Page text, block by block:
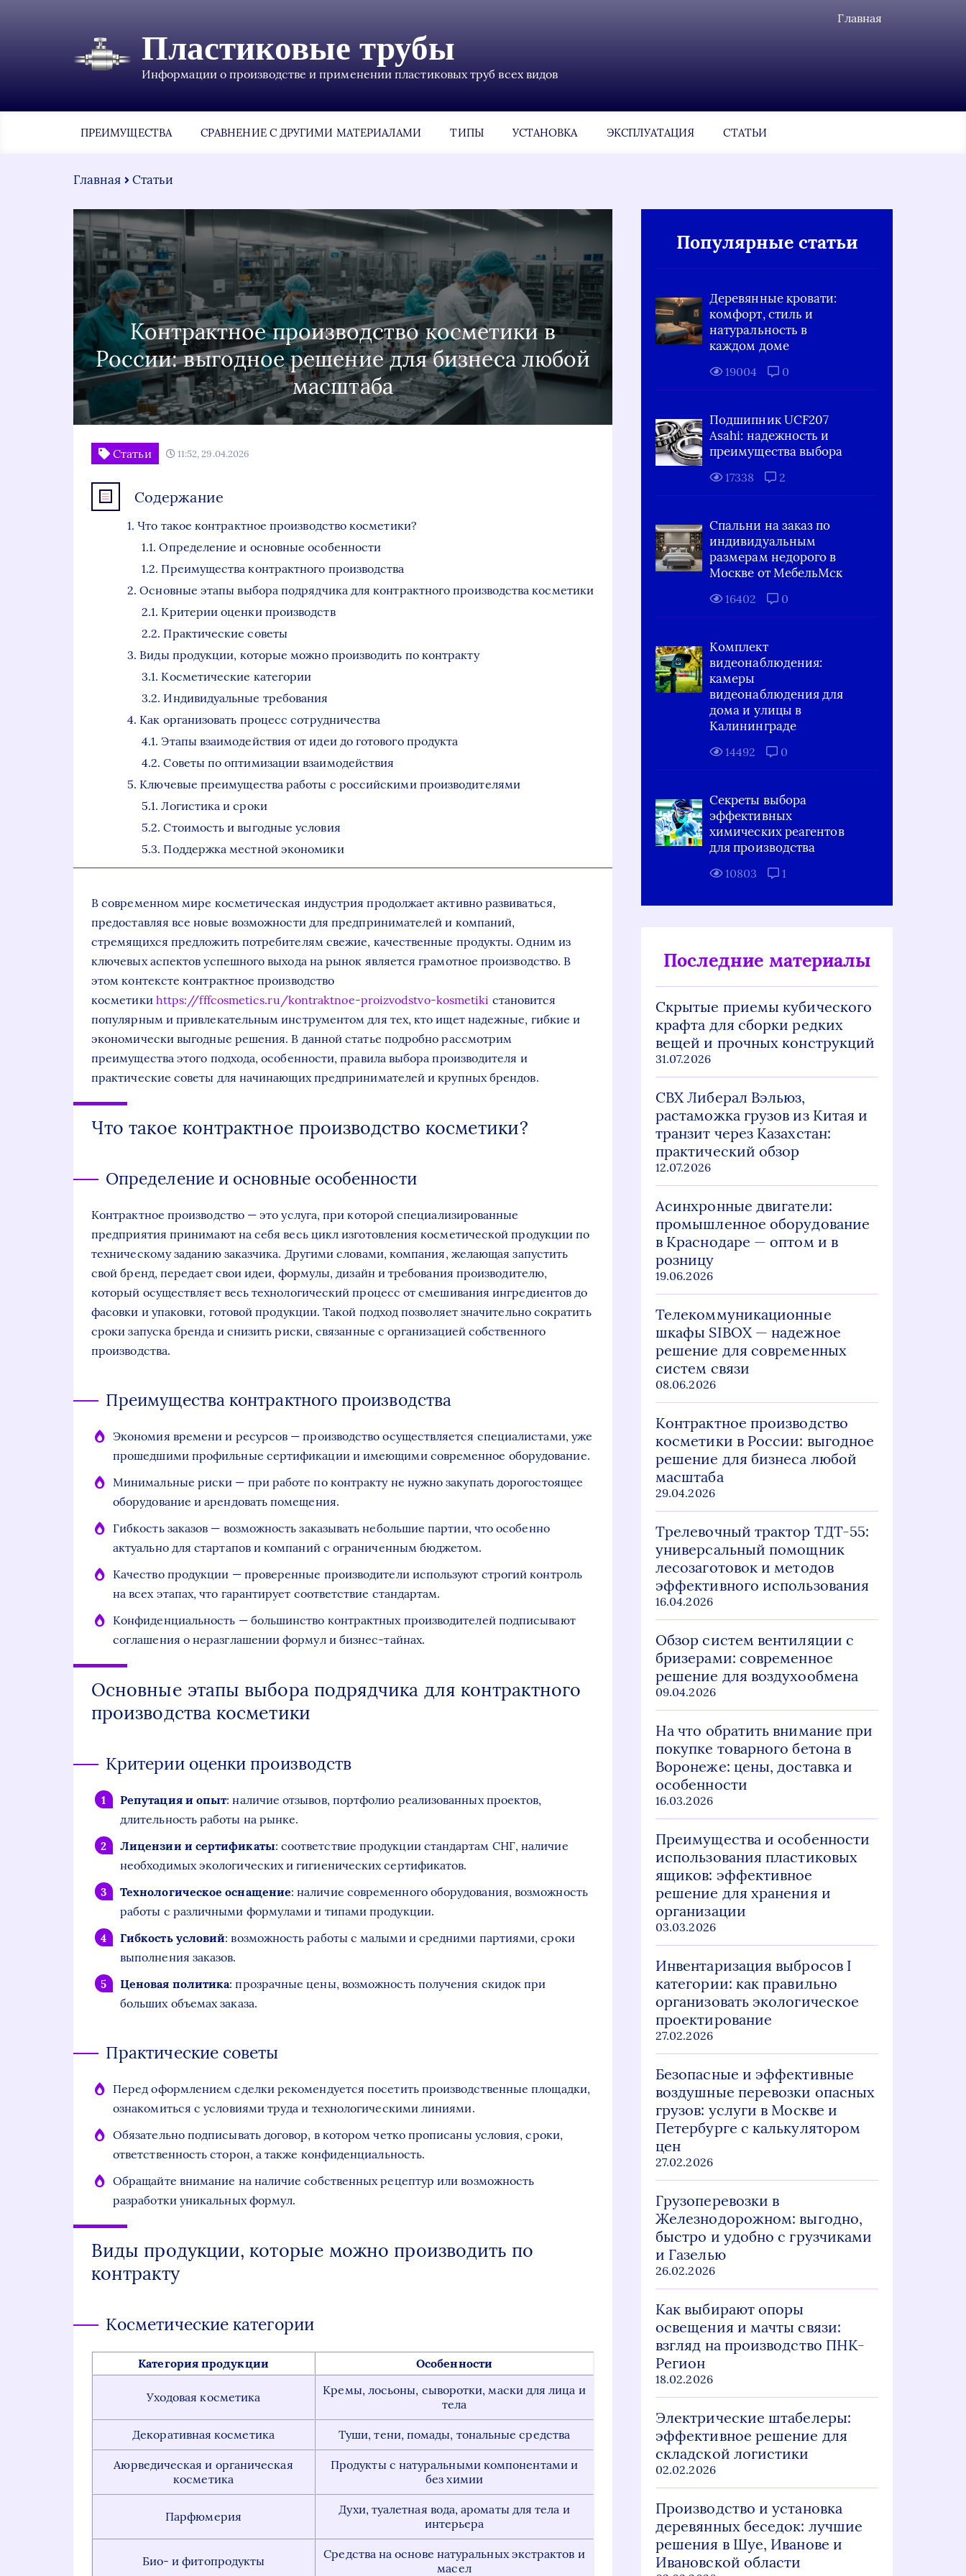
Главная
Пластиковые трубы
Информации о производстве и применении пластиковых труб всех видов
ПРЕИМУЩЕСТВА СРАВНЕНИЕ С ДРУГИМИ МАТЕРИАЛАМИ ТИПЫ УСТАНОВКА ЭКСПЛУАТАЦИЯ СТАТЬИ
Главная Статьи
Контрактное производство косметики в
России: выгодное решение для бизнеса любой
масштаба
Статьи 11:52, 29.04.2026
Содержание
Что такое контрактное производство косметики?
Определение и основные особенности
Преимущества контрактного производства
Основные этапы выбора подрядчика для контрактного производства косметики
Критерии оценки производств
Практические советы
Виды продукции, которые можно производить по контракту
Косметические категории
Индивидуальные требования
Как организовать процесс сотрудничества
Этапы взаимодействия от идеи до готового продукта
Советы по оптимизации взаимодействия
Ключевые преимущества работы с российскими производителями
Логистика и сроки
Стоимость и выгодные условия
Поддержка местной экономики
В современном мире косметическая индустрия продолжает активно развиваться,
предоставляя все новые возможности для предпринимателей и компаний,
стремящихся предложить потребителям свежие, качественные продукты. Одним из
ключевых аспектов успешного выхода на рынок является грамотное производство. В
этом контексте контрактное производство
косметики https://fffcosmetics.ru/kontraktnoe-proizvodstvo-kosmetiki становится
популярным и привлекательным инструментом для тех, кто ищет надежные, гибкие и
экономически выгодные решения. В данной статье подробно рассмотрим
преимущества этого подхода, особенности, правила выбора производителя и
практические советы для начинающих предпринимателей и крупных брендов.
Что такое контрактное производство косметики?
Определение и основные особенности
Контрактное производство — это услуга, при которой специализированные
предприятия принимают на себя весь цикл изготовления косметической продукции по
техническому заданию заказчика. Другими словами, компания, желающая запустить
свой бренд, передает свои идеи, формулы, дизайн и требования производителю,
который осуществляет весь технологический процесс от смешивания ингредиентов до
фасовки и упаковки, готовой продукции. Такой подход позволяет значительно сократить
сроки запуска бренда и снизить риски, связанные с организацией собственного
производства.
Преимущества контрактного производства
Экономия времени и ресурсов — производство осуществляется специалистами, уже
прошедшими профильные сертификации и имеющими современное оборудование.
Минимальные риски — при работе по контракту не нужно закупать дорогостоящее
оборудование и арендовать помещения.
Гибкость заказов — возможность заказывать небольшие партии, что особенно
актуально для стартапов и компаний с ограниченным бюджетом.
Качество продукции — проверенные производители используют строгий контроль
на всех этапах, что гарантирует соответствие стандартам.
Конфиденциальность — большинство контрактных производителей подписывают
соглашения о неразглашении формул и бизнес-тайнах.
Основные этапы выбора подрядчика для контрактного
производства косметики
Критерии оценки производств
Репутация и опыт: наличие отзывов, портфолио реализованных проектов,
длительность работы на рынке.
Лицензии и сертификаты: соответствие продукции стандартам СНГ, наличие
необходимых экологических и гигиенических сертификатов.
Технологическое оснащение: наличие современного оборудования, возможность
работы с различными формулами и типами продукции.
Гибкость условий: возможность работы с малыми и средними партиями, сроки
выполнения заказов.
Ценовая политика: прозрачные цены, возможность получения скидок при
больших объемах заказа.
Практические советы
Перед оформлением сделки рекомендуется посетить производственные площадки,
ознакомиться с условиями труда и технологическими линиями.
Обязательно подписывать договор, в котором четко прописаны условия, сроки,
ответственность сторон, а также конфиденциальность.
Обращайте внимание на наличие собственных рецептур или возможность
разработки уникальных формул.
Виды продукции, которые можно производить по
контракту
Косметические категории
Категория продукции Особенности
Уходовая косметика
Кремы, лосьоны, сыворотки, маски для лица и
тела
Декоративная косметика Туши, тени, помады, тональные средства
Аюрведическая и органическая
косметика
Продукты с натуральными компонентами и
без химии
Парфюмерия
Духи, туалетная вода, ароматы для тела и
интерьера
Био- и фитопродукты
Средства на основе натуральных экстрактов и
масел
Популярные статьи
Деревянные кровати:
комфорт, стиль и
натуральность в
каждом доме
19004 0
Подшипник UCF207
Asahi: надежность и
преимущества выбора
17338 2
Спальни на заказ по
индивидуальным
размерам недорого в
Москве от МебельМск
16402 0
Комплект
видеонаблюдения:
камеры
видеонаблюдения для
дома и улицы в
Калининграде
14492 0
Секреты выбора
эффективных
химических реагентов
для производства
10803 1
Последние материалы
Скрытые приемы кубического
крафта для сборки редких
вещей и прочных конструкций
31.07.2026
СВХ Либерал Вэльюз,
растаможка грузов из Китая и
транзит через Казахстан:
практический обзор
12.07.2026
Асинхронные двигатели:
промышленное оборудование
в Краснодаре — оптом и в
розницу
19.06.2026
Телекоммуникационные
шкафы SIBOX — надежное
решение для современных
систем связи
08.06.2026
Контрактное производство
косметики в России: выгодное
решение для бизнеса любой
масштаба
29.04.2026
Трелевочный трактор ТДТ-55:
универсальный помощник
лесозаготовок и методов
эффективного использования
16.04.2026
Обзор систем вентиляции с
бризерами: современное
решение для воздухообмена
09.04.2026
На что обратить внимание при
покупке товарного бетона в
Воронеже: цены, доставка и
особенности
16.03.2026
Преимущества и особенности
использования пластиковых
ящиков: эффективное
решение для хранения и
организации
03.03.2026
Инвентаризация выбросов I
категории: как правильно
организовать экологическое
проектирование
27.02.2026
Безопасные и эффективные
воздушные перевозки опасных
грузов: услуги в Москве и
Петербурге с калькулятором
цен
27.02.2026
Грузоперевозки в
Железнодорожном: выгодно,
быстро и удобно с грузчиками
и Газелью
26.02.2026
Как выбирают опоры
освещения и мачты связи:
взгляд на производство ПНК-
Регион
18.02.2026
Электрические штабелеры:
эффективное решение для
складской логистики
02.02.2026
Производство и установка
деревянных беседок: лучшие
решения в Шуе, Иванове и
Ивановской области